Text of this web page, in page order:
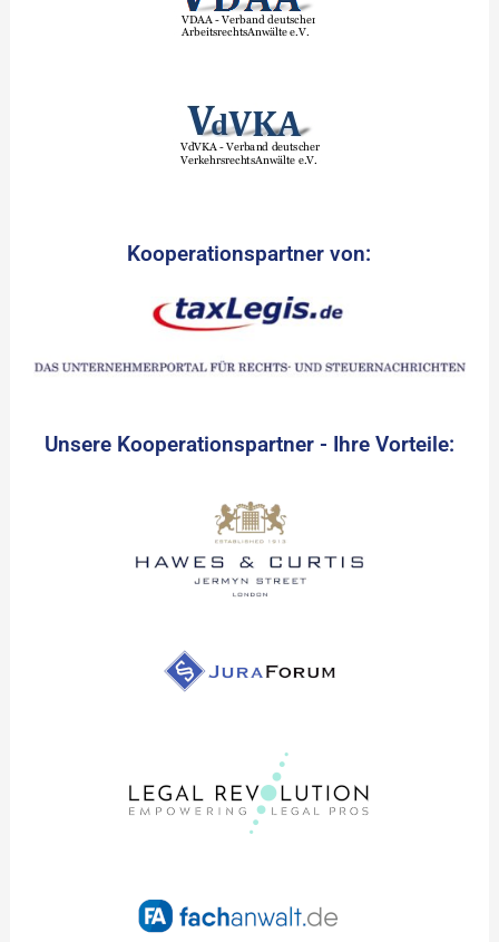
Kooperationspartner von:
Unsere Kooperationspartner - Ihre Vorteile: